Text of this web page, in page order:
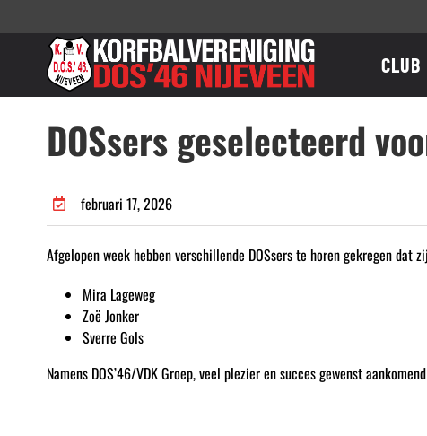
naar
CLUB
DOSsers geselecteerd
februari 17, 2026
Afgelopen week hebben verschillende DOSsers te horen gekregen dat
Mira Lageweg
Zoë Jonker
Sverre Gols
Namens DOS’46/VDK Groep, veel plezier en succes gewenst